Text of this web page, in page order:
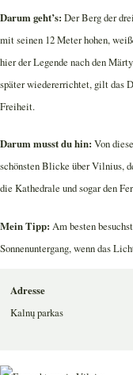
Darum geht’s: Der Berg der
mit seinen 12 Meter hohen,
hier der Legende nach den
später wiedererrichtet, gilt das
Freiheit.
Darum musst du hin: Von
schönsten Blicke über Vilnius,
die Kathedrale und sogar den
Mein Tipp: Am besten
Sonnenuntergang, wenn das
Adresse
Kalnų parkas